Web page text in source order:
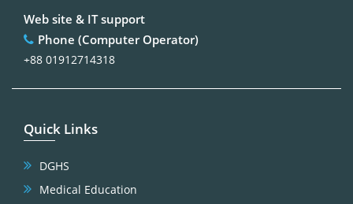
Web site & IT support
Phone (Computer Operator)
+88 01912714318
Quick Links
DGHS
Medical Education